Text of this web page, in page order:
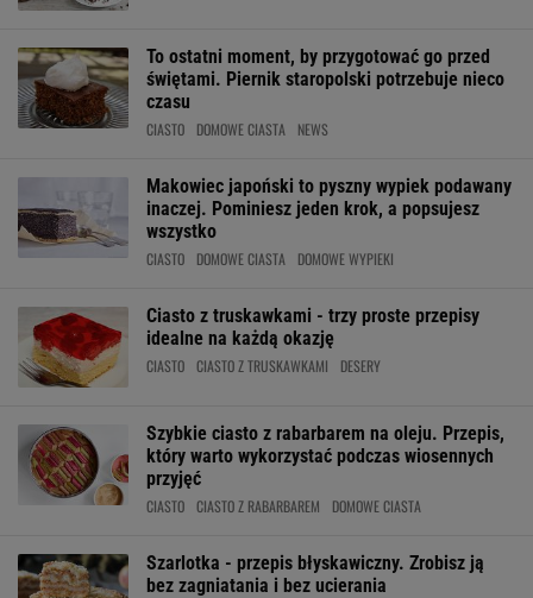
To ostatni moment, by przygotować go przed
świętami. Piernik staropolski potrzebuje nieco
czasu
CIASTO DOMOWE CIASTA NEWS
Makowiec japoński to pyszny wypiek podawany
inaczej. Pominiesz jeden krok, a popsujesz
wszystko
CIASTO DOMOWE CIASTA DOMOWE WYPIEKI
Ciasto z truskawkami - trzy proste przepisy
idealne na każdą okazję
CIASTO CIASTO Z TRUSKAWKAMI DESERY
Szybkie ciasto z rabarbarem na oleju. Przepis,
który warto wykorzystać podczas wiosennych
przyjęć
CIASTO CIASTO Z RABARBAREM DOMOWE CIASTA
Szarlotka - przepis błyskawiczny. Zrobisz ją
bez zagniatania i bez ucierania